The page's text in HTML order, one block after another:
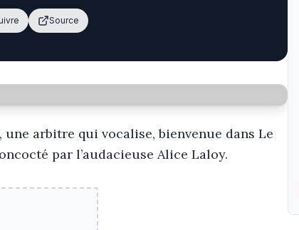
Source
arbitre qui vocalise, bienvenue dans Le
par l’audacieuse Alice Laloy.